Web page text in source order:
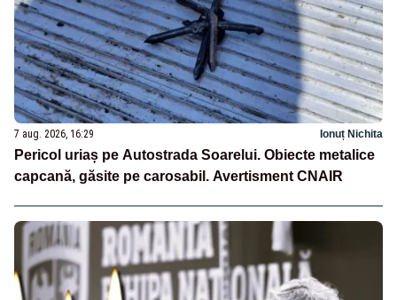
7 aug. 2026, 16:29 Ionuț Nichita
Pericol uriaș pe Autostrada Soarelui. Obiecte metalice
capcană, găsite pe carosabil. Avertisment CNAIR